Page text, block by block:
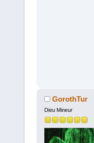
GorothTur
Dieu Mineur